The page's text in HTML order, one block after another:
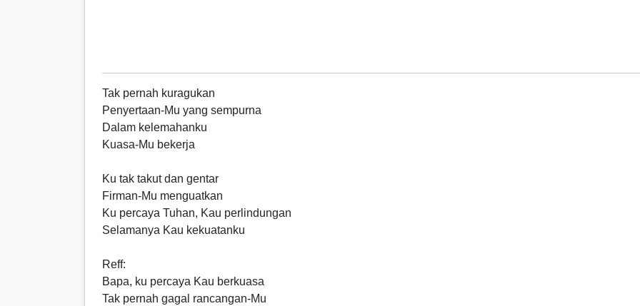
Tak pernah kuragukan
Penyertaan-Mu yang sempurna
Dalam kelemahanku
Kuasa-Mu bekerja
Ku tak takut dan gentar
Firman-Mu menguatkan
Ku percaya Tuhan, Kau perlindungan
Selamanya Kau kekuatanku
Reff:
Bapa, ku percaya Kau berkuasa
Tak pernah gagal rancangan-Mu